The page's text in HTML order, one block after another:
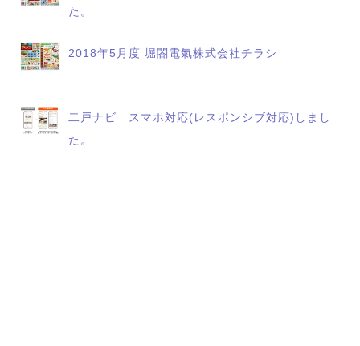
た。
2018年5月度 堀閤電氣株式会社チラシ
二戸ナビ スマホ対応(レスポンシブ対応)しまし
た。